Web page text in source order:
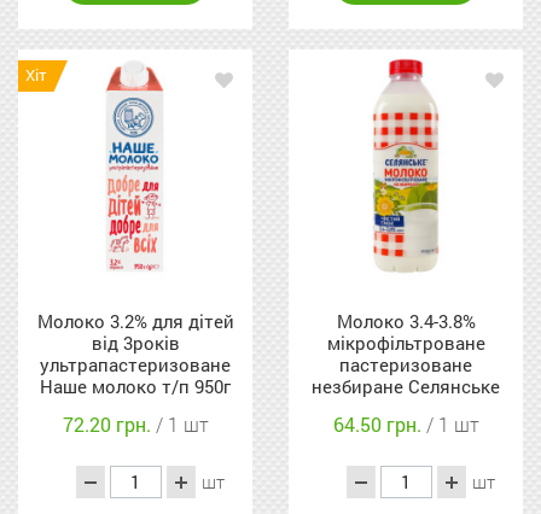
Хіт
Молоко 3.2% для дітей
від 3років
ультрапастеризоване
Наше молоко т/п 950г
72.20 грн. / 1 шт
шт
Молоко 3.4-3.8%
мікрофільтроване
пастеризоване
незбиране Селянське
64.50 грн. / 1 шт
шт